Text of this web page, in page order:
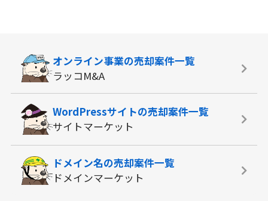
オンライン事業の売却案件一覧
ラッコM&A
WordPressサイトの売却案件一覧
サイトマーケット
ドメイン名の売却案件一覧
ドメインマーケット